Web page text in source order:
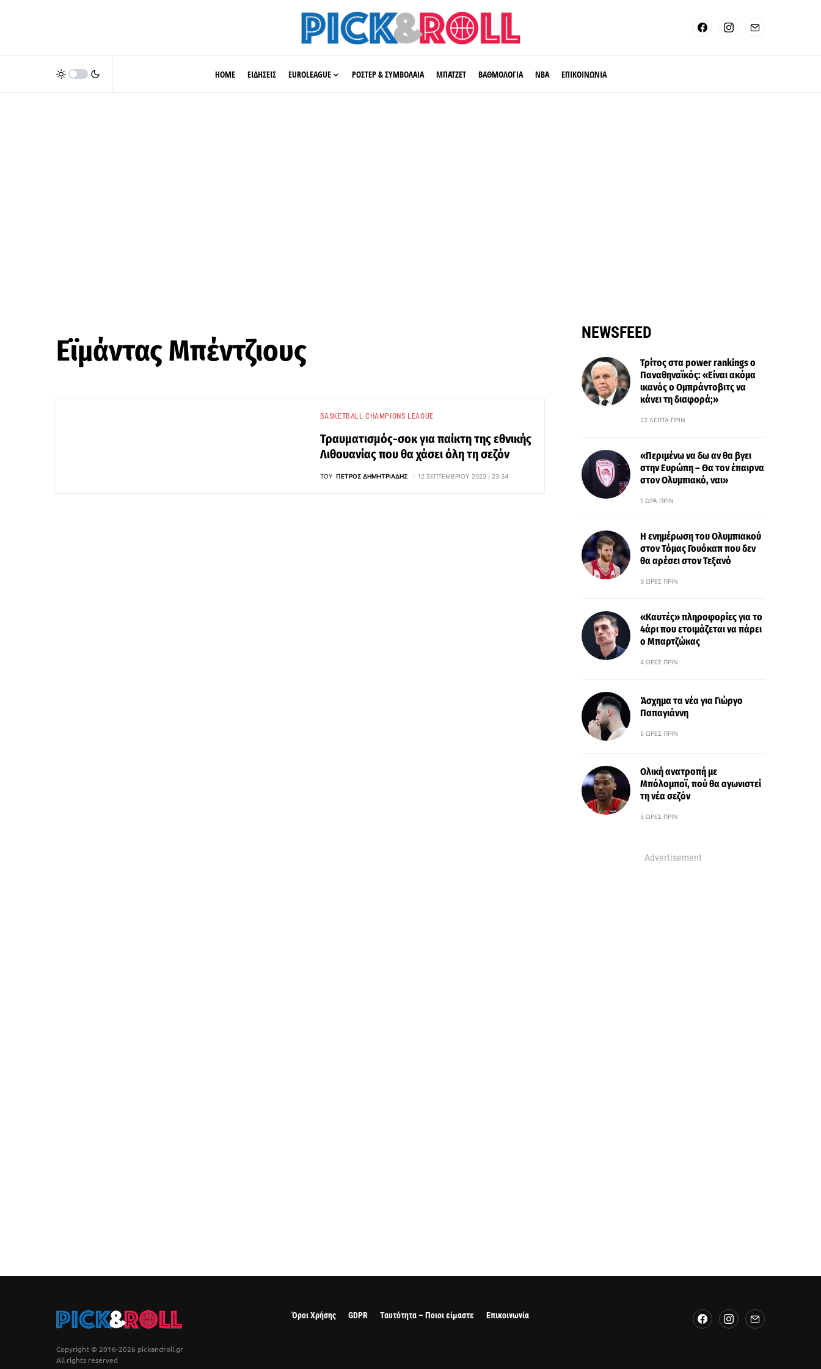
HOME ΕΙΔΗΣΕΙΣ EUROLEAGUE ΡΟΣΤΕΡ & ΣΥΜΒΟΛΑΙΑ ΜΠΑΤΖΕΤ ΒΑΘΜΟΛΟΓΙΑ ΝΒΑ ΕΠΙΚΟΙΝΩΝΙΑ
Εϊμάντας Μπέντζιους
BASKETBALL CHAMPIONS LEAGUE
Τραυματισμός-σοκ για παίκτη της εθνικής
Λιθουανίας που θα χάσει όλη τη σεζόν
ΤΟΥ ΠΈΤΡΟΣ ΔΗΜΗΤΡΙΆΔΗΣ 12 ΣΕΠΤΕΜΒΡΊΟΥ 2023 | 23:34
NEWSFEED
Τρίτος στα power rankings ο
Παναθηναϊκός: «Είναι ακόμα
ικανός ο Ομπράντοβιτς να
κάνει τη διαφορά;»
22 ΛΕΠΤΆ ΠΡΙΝ
«Περιμένω να δω αν θα βγει
στην Ευρώπη – Θα τον έπαιρνα
στον Ολυμπιακό, ναι»
1 ΏΡΑ ΠΡΙΝ
Η ενημέρωση του Ολυμπιακού
στον Τόμας Γουόκαπ που δεν
θα αρέσει στον Τεξανό
3 ΏΡΕΣ ΠΡΙΝ
«Καυτές» πληροφορίες για το
4άρι που ετοιμάζεται να πάρει
ο Μπαρτζώκας
4 ΏΡΕΣ ΠΡΙΝ
Άσχημα τα νέα για Γιώργο
Παπαγιάννη
5 ΏΡΕΣ ΠΡΙΝ
Ολική ανατροπή με
Μπόλομποϊ, πού θα αγωνιστεί
τη νέα σεζόν
5 ΏΡΕΣ ΠΡΙΝ
Advertisement
Copyright © 2016-2026 pickandroll.gr
All rights reserved
Όροι Χρήσης GDPR Ταυτότητα – Ποιοι είμαστε Επικοινωνία